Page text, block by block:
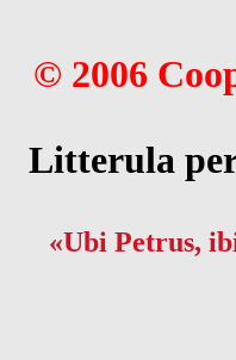
© 2006
Litterula
«Ubi Petrus,